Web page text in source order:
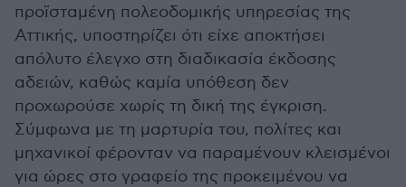
προϊσταμένη πολεοδομικής υπηρεσίας της
Αττικής, υποστηρίζει ότι είχε αποκτήσει
απόλυτο έλεγχο στη διαδικασία έκδοσης
αδειών, καθώς καμία υπόθεση δεν
προχωρούσε χωρίς τη δική της έγκριση.
Σύμφωνα με τη μαρτυρία του, πολίτες και
μηχανικοί φέρονταν να παραμένουν κλεισμένοι
για ώρες στο γραφείο της προκειμένου να